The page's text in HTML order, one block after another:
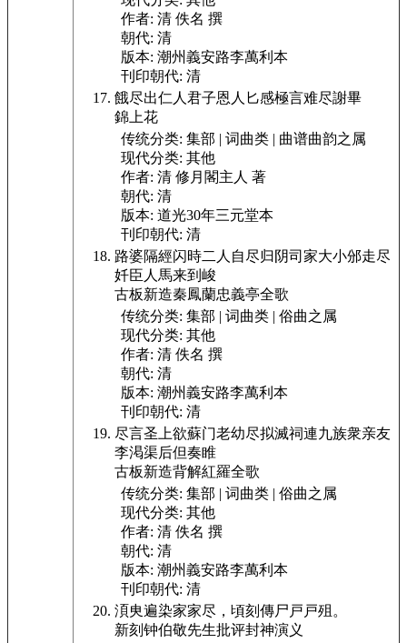
作者: 清 佚名 撰
朝代: 清
版本: 潮州義安路李萬利本
刊印朝代: 清
餓尽出仁人君子恩人匕感極言难尽謝畢
錦上花
传统分类: 集部 | 词曲类 | 曲谱曲韵之属
现代分类: 其他
作者: 清 修月閣主人 著
朝代: 清
版本: 道光30年三元堂本
刊印朝代: 清
路婆隔經闪時二人自尽归阴司家大小邠走尽
奷臣人馬来到峻
古板新造秦鳳蘭忠義亭全歌
传统分类: 集部 | 词曲类 | 俗曲之属
现代分类: 其他
作者: 清 佚名 撰
朝代: 清
版本: 潮州義安路李萬利本
刊印朝代: 清
尽言圣上欲蘇门老幼尽拟滅祠連九族衆亲友
李渇渠后但奏睢
古板新造背解紅羅全歌
传统分类: 集部 | 词曲类 | 俗曲之属
现代分类: 其他
作者: 清 佚名 撰
朝代: 清
版本: 潮州義安路李萬利本
刊印朝代: 清
湏㬰遍染家家尽，頃刻傳尸戸戸殂。
新刻钟伯敬先生批评封神演义